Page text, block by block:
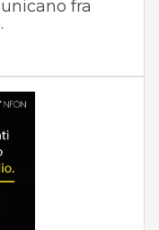
fra